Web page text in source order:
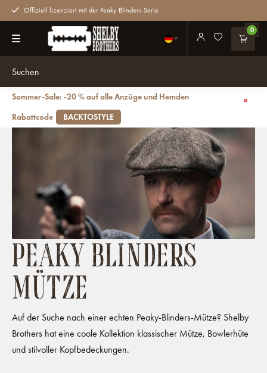
Offiziell lizenziert mit der Peaky Blinders-Serie
0
Sommer-Sale: -20 % auf alle Anzüge und Hemden
Rabattcode
BACKTOSTYLE
Mütze
PEAKY BLINDERS
MÜTZE
Auf der Suche nach einer echten Peaky-Blinders-Mütze? Shelby
Brothers hat eine coole Kollektion klassischer Mütze, Bowlerhüte
und stilvoller Kopfbedeckungen.